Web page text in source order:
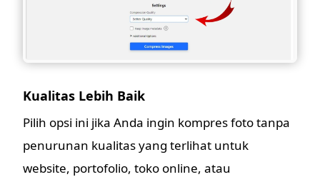
Kualitas Lebih Baik
Pilih opsi ini jika Anda ingin kompres foto tanpa
penurunan kualitas yang terlihat untuk
website, portofolio, toko online, atau